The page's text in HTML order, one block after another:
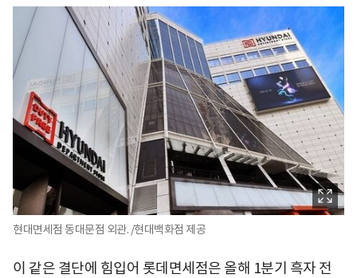
현대면세점 동대문점 외관. /현대백화점 제공
이 같은 결단에 힘입어 롯데면세점은 올해 1분기 흑자 전